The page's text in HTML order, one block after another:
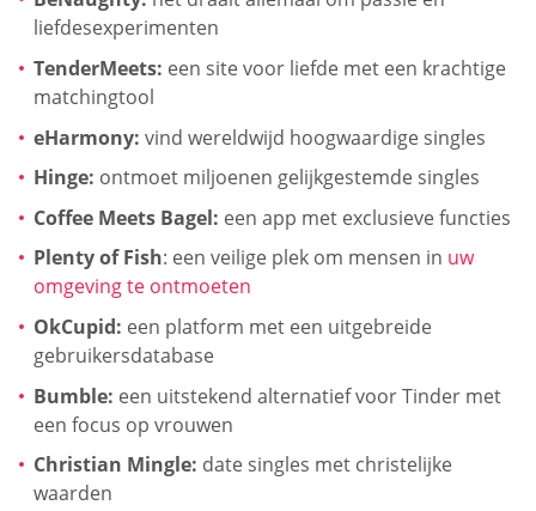
liefdesexperimenten
TenderMeets: een site voor liefde met een krachtige
matchingtool
eHarmony: vind wereldwijd hoogwaardige singles
Hinge: ontmoet miljoenen gelijkgestemde singles
Coffee Meets Bagel: een app met exclusieve functies
Plenty of Fish: een veilige plek om mensen in uw
omgeving te ontmoeten
OkCupid: een platform met een uitgebreide
gebruikersdatabase
Bumble: een uitstekend alternatief voor Tinder met
een focus op vrouwen
Christian Mingle: date singles met christelijke
waarden